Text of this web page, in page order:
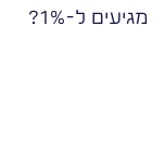
מגיעים ל-1%?